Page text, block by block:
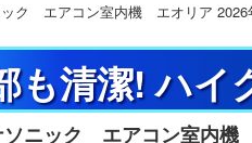
ク エアコン室内機 エオリア 2026
も清潔! ハイ
ソニック エアコン室内機